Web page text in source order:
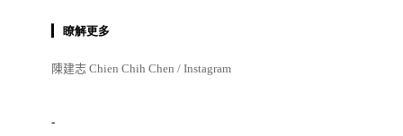
瞭解更多
陳建志 Chien Chih Chen / Instagram
-